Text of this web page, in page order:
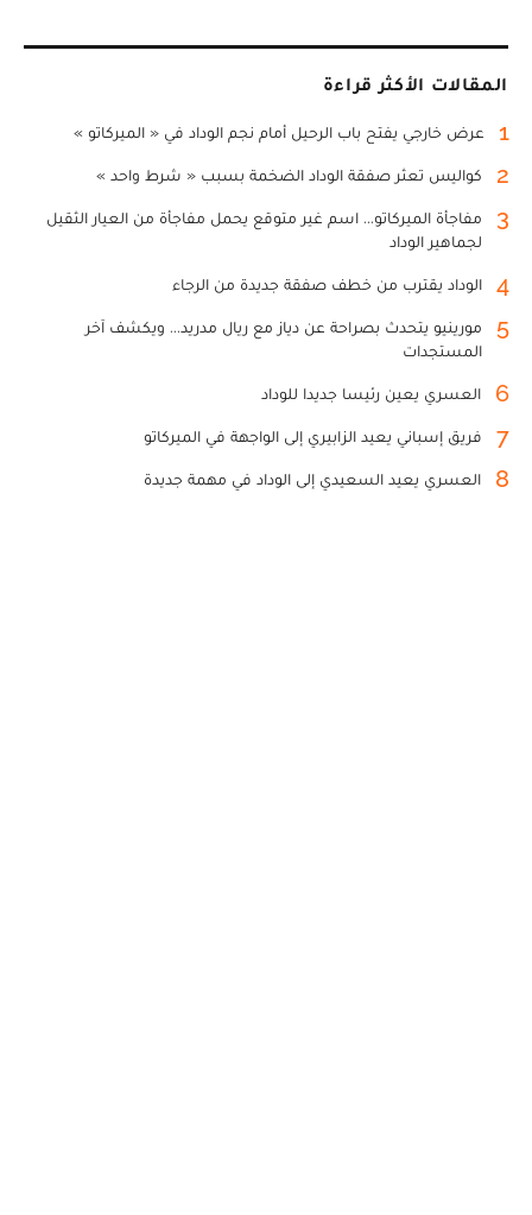
المقالات الأكثر قراءة
1 عرض خارجي يفتح باب الرحيل أمام نجم الوداد في « الميركاتو »
2 كواليس تعثر صفقة الوداد الضخمة بسبب « شرط واحد »
3
مفاجأة الميركاتو... اسم غير متوقع يحمل مفاجأة من العيار الثقيل
لجماهير الوداد
4 الوداد يقترب من خطف صفقة جديدة من الرجاء
5
مورينيو يتحدث بصراحة عن دياز مع ريال مدريد... ويكشف آخر
المستجدات
6 العسري يعين رئيسا جديدا للوداد
7 فريق إسباني يعيد الزابيري إلى الواجهة في الميركاتو
8 العسري يعيد السعيدي إلى الوداد في مهمة جديدة